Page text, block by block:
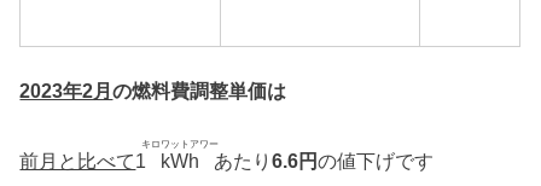
2023年2月の燃料費調整単価は
前月と比べて1 kWh
キロワットアワー
あたり6.6円の値下げです